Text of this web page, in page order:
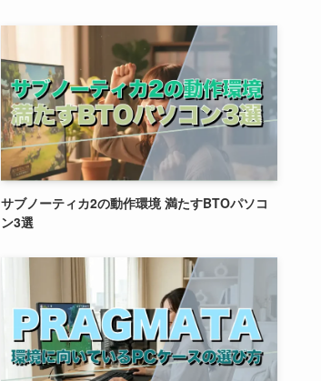
サブノーティカ2の動作環境 満たすBTOパソコ
ン3選